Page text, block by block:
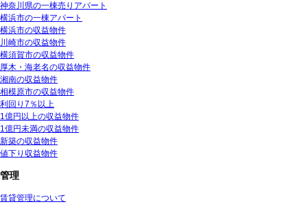
神奈川県の一棟売りアパート
横浜市の一棟アパート
横浜市の収益物件
川崎市の収益物件
横須賀市の収益物件
厚木・海老名の収益物件
湘南の収益物件
相模原市の収益物件
利回り7％以上
1億円以上の収益物件
1億円未満の収益物件
新築の収益物件
値下り収益物件
管理
賃貸管理について